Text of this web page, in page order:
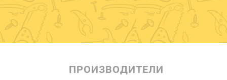
ПРОИЗВОДИТЕЛИ